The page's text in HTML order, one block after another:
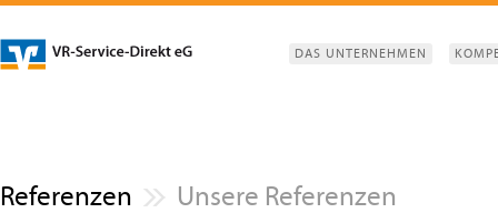
DAS UNTERNEHMEN
Referenzen Unsere Referenzen